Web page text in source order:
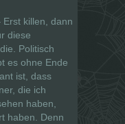
Erst killen, dann
diese
Politisch
es ohne Ende
ist, dass
die ich
haben,
haben. Denn